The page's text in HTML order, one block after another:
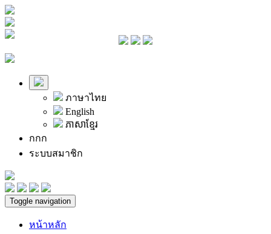
ภาษาไทย
English
ភាសាខ្មែរ
กกก
ระบบสมาชิก
Toggle navigation
หน้าหลัก